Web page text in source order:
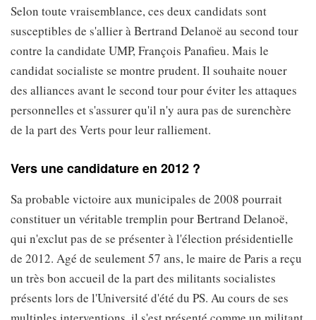
Selon toute vraisemblance, ces deux candidats sont
susceptibles de s'allier à Bertrand Delanoë au second tour
contre la candidate UMP, François Panafieu. Mais le
candidat socialiste se montre prudent. Il souhaite nouer
des alliances avant le second tour pour éviter les attaques
personnelles et s'assurer qu'il n'y aura pas de surenchère
de la part des Verts pour leur ralliement.
Vers une candidature en 2012 ?
Sa probable victoire aux municipales de 2008 pourrait
constituer un véritable tremplin pour Bertrand Delanoë,
qui n'exclut pas de se présenter à l'élection présidentielle
de 2012. Agé de seulement 57 ans, le maire de Paris a reçu
un très bon accueil de la part des militants socialistes
présents lors de l'Université d'été du PS. Au cours de ses